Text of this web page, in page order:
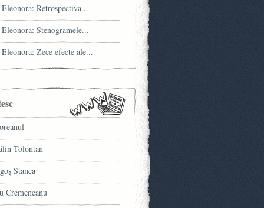
Retrospectiva...
Stenogramele...
Zece efecte ale...
Tolontan
Stanca
Cremeneanu